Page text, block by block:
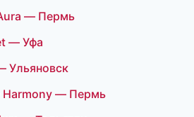
— Пермь
— Уфа
Ульяновск
Harmony — Пермь